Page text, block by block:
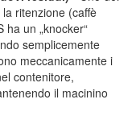
ritenzione (caffè
un „knocker“
semplicemente
meccanicamente i
contenitore,
il macinino